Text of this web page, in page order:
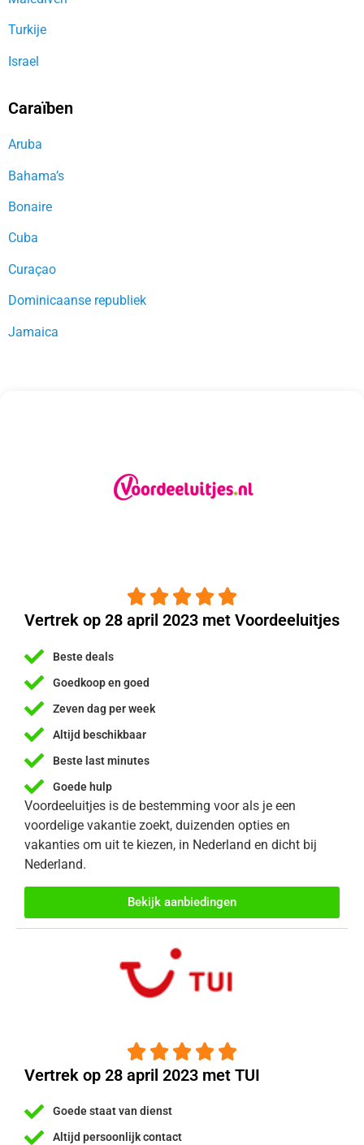
Turkije
Israel
Caraïben
Aruba
Bahama’s
Bonaire
Cuba
Curaçao
Dominicaanse republiek
Jamaica
    
Vertrek op 28 april 2023 met Voordeeluitjes
Beste deals
Goedkoop en goed
Zeven dag per week
Altijd beschikbaar
Beste last minutes
Goede hulp
Voordeeluitjes is de bestemming voor als je een
voordelige vakantie zoekt, duizenden opties en
vakanties om uit te kiezen, in Nederland en dicht bij
Nederland.
Bekijk aanbiedingen
    
Vertrek op 28 april 2023 met TUI
Goede staat van dienst
Altijd persoonlijk contact